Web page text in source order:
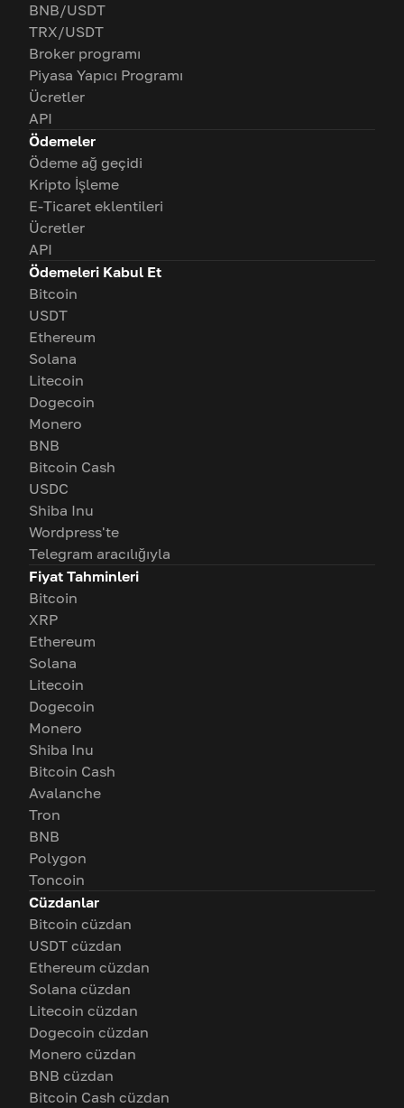
BNB/USDT
TRX/USDT
Broker programı
Piyasa Yapıcı Programı
Ücretler
API
Ödemeler
Ödeme ağ geçidi
Kripto İşleme
E-Ticaret eklentileri
Ücretler
API
Ödemeleri Kabul Et
Bitcoin
USDT
Ethereum
Solana
Litecoin
Dogecoin
Monero
BNB
Bitcoin Cash
USDC
Shiba Inu
Wordpress'te
Telegram aracılığıyla
Fiyat Tahminleri
Bitcoin
XRP
Ethereum
Solana
Litecoin
Dogecoin
Monero
Shiba Inu
Bitcoin Cash
Avalanche
Tron
BNB
Polygon
Toncoin
Cüzdanlar
Bitcoin cüzdan
USDT cüzdan
Ethereum cüzdan
Solana cüzdan
Litecoin cüzdan
Dogecoin cüzdan
Monero cüzdan
BNB cüzdan
Bitcoin Cash cüzdan